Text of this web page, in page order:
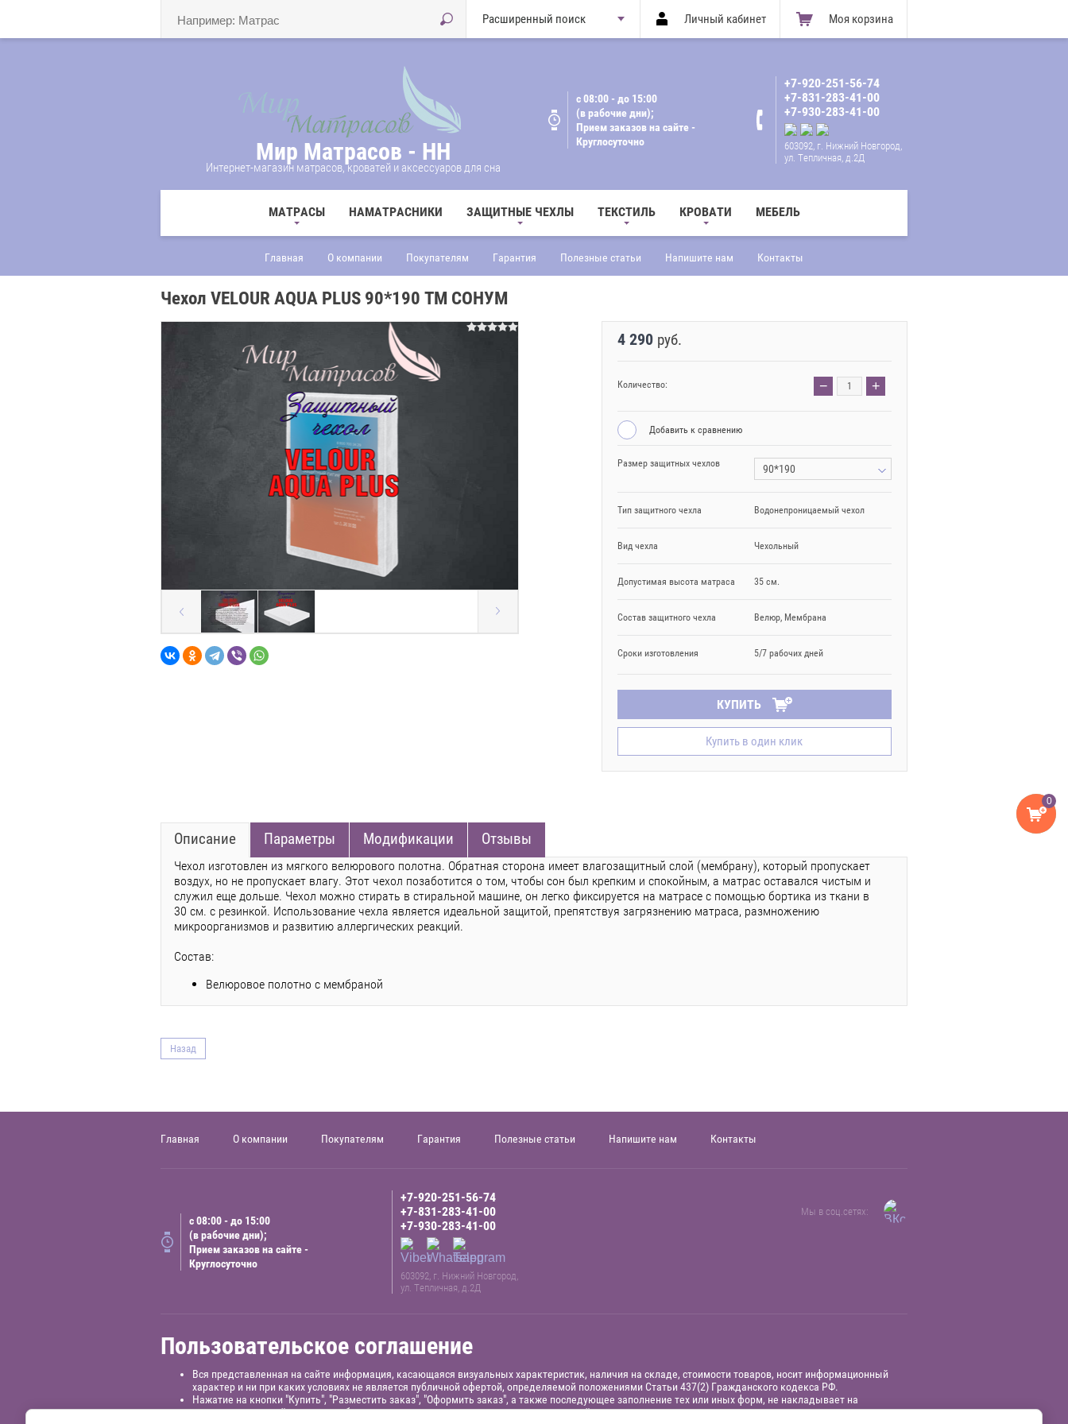
0
Личный кабинет Моя корзина
Расширенный поиск
Мир Матрасов - НН
Интернет-магазин матрасов, кроватей и аксессуаров для сна
с 08:00 - до 15:00
(в рабочие дни);
Прием заказов на сайте -
Круглосуточно
+7-920-251-56-74
+7-831-283-41-00
+7-930-283-41-00
603092, г. Нижний Новгород,
ул. Тепличная, д.2Д
МАТРАСЫ НАМАТРАСНИКИ ЗАЩИТНЫЕ ЧЕХЛЫ ТЕКСТИЛЬ КРОВАТИ МЕБЕЛЬ
Главная О компании Покупателям Гарантия Полезные статьи Напишите нам Контакты
Чехол VELOUR AQUA PLUS 90*190 ТМ СОНУМ
4 290 руб.
Количество: − +
Добавить к сравнению
Размер защитных чехлов 90*190
Тип защитного чехла Водонепроницаемый чехол
Вид чехла Чехольный
Допустимая высота матраса 35 см.
Состав защитного чехла Велюр, Мембрана
Сроки изготовления 5/7 рабочих дней
КУПИТЬ
Купить в один клик
Описание Параметры Модификации Отзывы
Чехол изготовлен из мягкого велюрового полотна. Обратная сторона имеет влагозащитный слой (мембрану), который пропускает
воздух, но не пропускает влагу. Этот чехол позаботится о том, чтобы сон был крепким и спокойным, а матрас оставался чистым и
служил еще дольше. Чехол можно стирать в стиральной машине, он легко фиксируется на матрасе с помощью бортика из ткани в
30 см. с резинкой. Использование чехла является идеальной защитой, препятствуя загрязнению матраса, размножению
микроорганизмов и развитию аллергических реакций.
Состав:
Велюровое полотно с мембраной
Назад
Главная О компании Покупателям Гарантия Полезные статьи Напишите нам Контакты
с 08:00 - до 15:00
(в рабочие дни);
Прием заказов на сайте -
Круглосуточно
+7-920-251-56-74
+7-831-283-41-00
+7-930-283-41-00
603092, г. Нижний Новгород,
ул. Тепличная, д.2Д
Мы в соц.сетях:
Пользовательское соглашение
Вся представленная на сайте информация, касающаяся визуальных характеристик, наличия на складе, стоимости товаров, носит информационный
характер и ни при каких условиях не является публичной офертой, определяемой положениями Статьи 437(2) Гражданского кодекса РФ.
Нажатие на кнопки "Купить", "Разместить заказ", "Оформить заказ", а также последующее заполнение тех или иных форм, не накладывает на
администрацию сайта никаких обязательств в части поставки товара по заявленной цене и визуальным характеристикам.